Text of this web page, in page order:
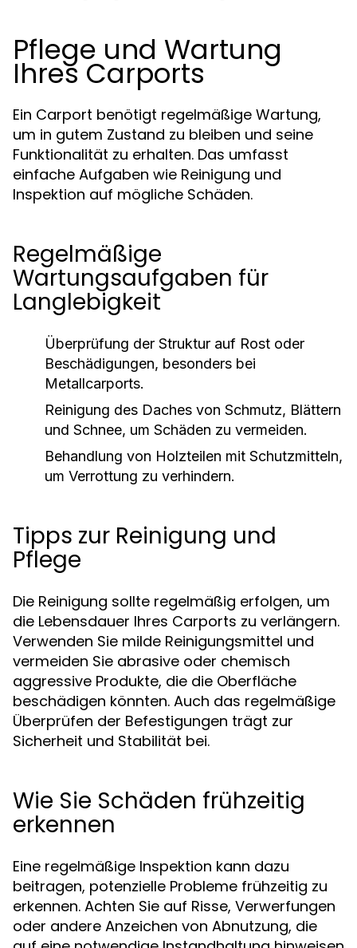
Pflege und Wartung
Ihres Carports
Ein Carport benötigt regelmäßige Wartung,
um in gutem Zustand zu bleiben und seine
Funktionalität zu erhalten. Das umfasst
einfache Aufgaben wie Reinigung und
Inspektion auf mögliche Schäden.
Regelmäßige
Wartungsaufgaben für
Langlebigkeit
Überprüfung der Struktur auf Rost oder
Beschädigungen, besonders bei
Metallcarports.
Reinigung des Daches von Schmutz, Blättern
und Schnee, um Schäden zu vermeiden.
Behandlung von Holzteilen mit Schutzmitteln,
um Verrottung zu verhindern.
Tipps zur Reinigung und
Pflege
Die Reinigung sollte regelmäßig erfolgen, um
die Lebensdauer Ihres Carports zu verlängern.
Verwenden Sie milde Reinigungsmittel und
vermeiden Sie abrasive oder chemisch
aggressive Produkte, die die Oberfläche
beschädigen könnten. Auch das regelmäßige
Überprüfen der Befestigungen trägt zur
Sicherheit und Stabilität bei.
Wie Sie Schäden frühzeitig
erkennen
Eine regelmäßige Inspektion kann dazu
beitragen, potenzielle Probleme frühzeitig zu
erkennen. Achten Sie auf Risse, Verwerfungen
oder andere Anzeichen von Abnutzung, die